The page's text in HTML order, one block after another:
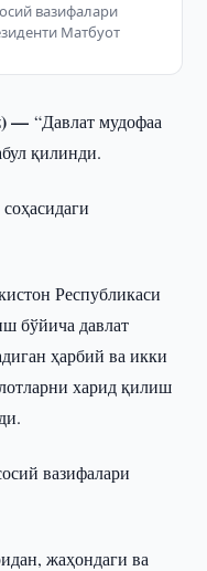
вазифалари
Матбуот
—“Давлат мудофаа
қилинди.
Республикаси
бўйича давлат
ҳарбий ва икки
харид қилиш
вазифалари
жаҳондаги ва